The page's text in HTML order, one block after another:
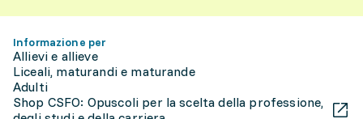
Informazione per
Allievi e allieve
Liceali, maturandi e maturande
Adulti
Shop CSFO: Opuscoli per la scelta della professione,